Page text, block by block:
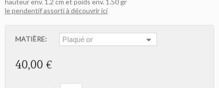
hauteur env. 1.2 cm et poids env. 1.50 gr
le pendentif assorti à découvrir ici
MATIÈRE:
40,00 €